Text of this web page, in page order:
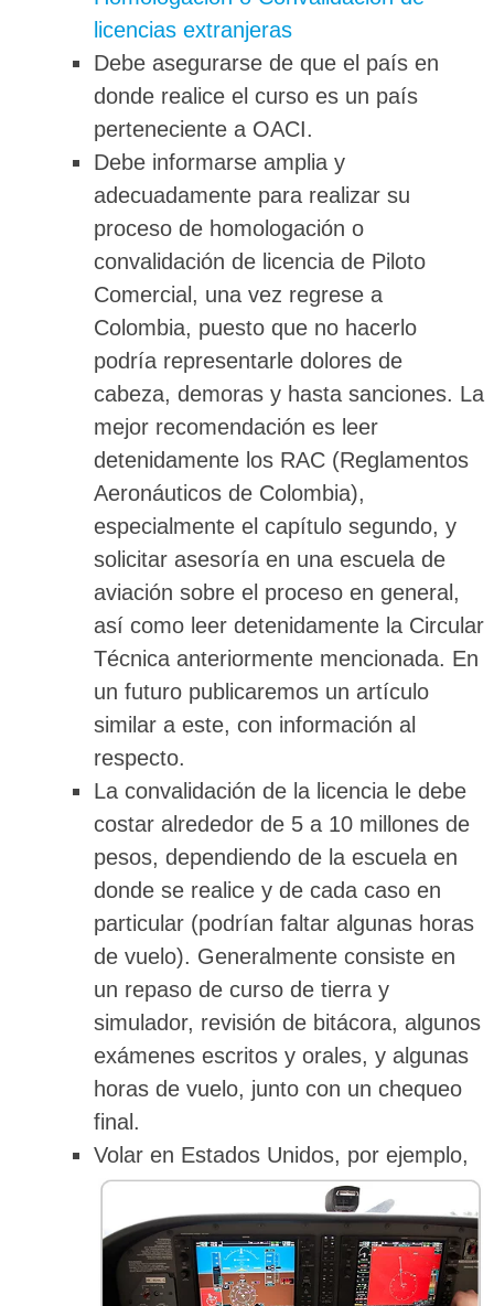
licencias extranjeras
Debe asegurarse de que el país en
donde realice el curso es un país
perteneciente a OACI.
Debe informarse amplia y
adecuadamente para realizar su
proceso de homologación o
convalidación de licencia de Piloto
Comercial, una vez regrese a
Colombia, puesto que no hacerlo
podría representarle dolores de
cabeza, demoras y hasta sanciones. La
mejor recomendación es leer
detenidamente los RAC (Reglamentos
Aeronáuticos de Colombia),
especialmente el capítulo segundo, y
solicitar asesoría en una escuela de
aviación sobre el proceso en general,
así como leer detenidamente la Circular
Técnica anteriormente mencionada. En
un futuro publicaremos un artículo
similar a este, con información al
respecto.
La convalidación de la licencia le debe
costar alrededor de 5 a 10 millones de
pesos, dependiendo de la escuela en
donde se realice y de cada caso en
particular (podrían faltar algunas horas
de vuelo). Generalmente consiste en
un repaso de curso de tierra y
simulador, revisión de bitácora, algunos
exámenes escritos y orales, y algunas
horas de vuelo, junto con un chequeo
final.
Volar en Estados Unidos, por ejemplo,